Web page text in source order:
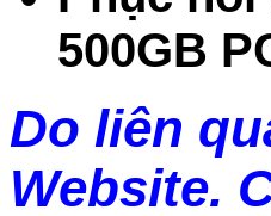
500GB
Do liên
Website.